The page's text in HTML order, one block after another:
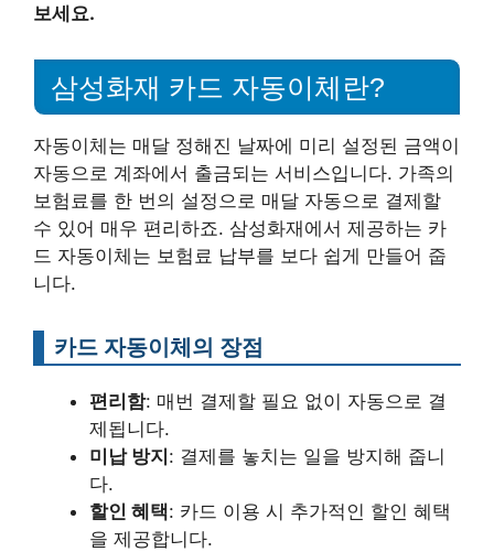
보세요.
삼성화재 카드 자동이체란?
자동이체는 매달 정해진 날짜에 미리 설정된 금액이
자동으로 계좌에서 출금되는 서비스입니다. 가족의
보험료를 한 번의 설정으로 매달 자동으로 결제할
수 있어 매우 편리하죠. 삼성화재에서 제공하는 카
드 자동이체는 보험료 납부를 보다 쉽게 만들어 줍
니다.
카드 자동이체의 장점
편리함: 매번 결제할 필요 없이 자동으로 결
제됩니다.
미납 방지 : 결제를 놓치는 일을 방지해 줍니
다.
할인 혜택: 카드 이용 시 추가적인 할인 혜택
을 제공합니다.